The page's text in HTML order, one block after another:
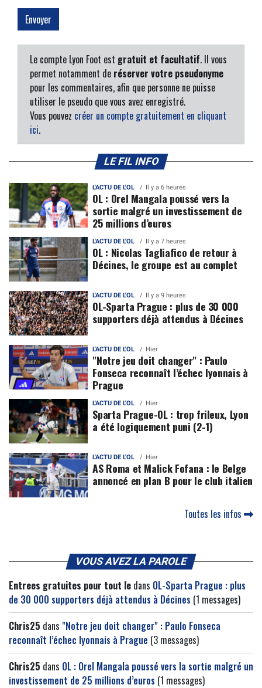
Le compte Lyon Foot est gratuit et facultatif. Il vous
permet notamment de réserver votre pseudonyme
pour les commentaires, afin que personne ne puisse
utiliser le pseudo que vous avez enregistré.
Vous pouvez créer un compte gratuitement en cliquant
ici.
LE FIL INFO
L'ACTU DE L'OL Il y a 6 heures
OL : Orel Mangala poussé vers la
sortie malgré un investissement de
25 millions d’euros
L'ACTU DE L'OL Il y a 7 heures
OL : Nicolas Tagliafico de retour à
Décines, le groupe est au complet
L'ACTU DE L'OL Il y a 9 heures
OL-Sparta Prague : plus de 30 000
supporters déjà attendus à Décines
L'ACTU DE L'OL Hier
"Notre jeu doit changer" : Paulo
Fonseca reconnaît l’échec lyonnais à
Prague
L'ACTU DE L'OL Hier
Sparta Prague-OL : trop frileux, Lyon
a été logiquement puni (2-1)
L'ACTU DE L'OL Hier
AS Roma et Malick Fofana : le Belge
annoncé en plan B pour le club italien
Toutes les infos
VOUS AVEZ LA PAROLE
Entrees gratuites pour tout le dans OL-Sparta Prague : plus
de 30 000 supporters déjà attendus à Décines (1 messages)
Chris25 dans "Notre jeu doit changer" : Paulo Fonseca
reconnaît l’échec lyonnais à Prague (3 messages)
Chris25 dans OL : Orel Mangala poussé vers la sortie malgré un
investissement de 25 millions d’euros (1 messages)